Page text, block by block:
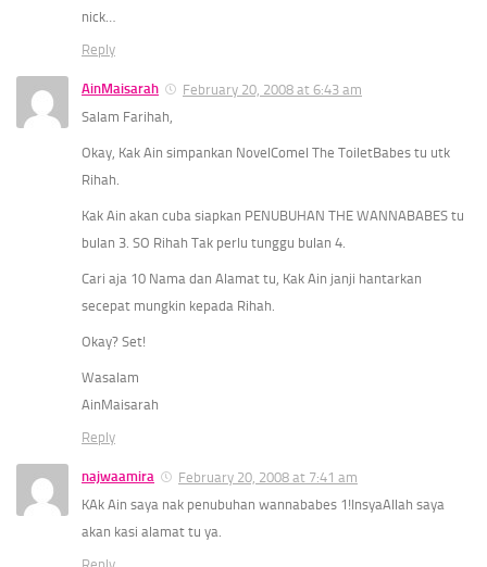
nick…
Reply
AinMaisarah
February 20, 2008 at 6:43 am
Salam Farihah,
Okay, Kak Ain simpankan NovelComel The ToiletBabes tu utk
Rihah.
Kak Ain akan cuba siapkan PENUBUHAN THE WANNABABES tu
bulan 3. SO Rihah Tak perlu tunggu bulan 4.
Cari aja 10 Nama dan Alamat tu, Kak Ain janji hantarkan
secepat mungkin kepada Rihah.
Okay? Set!
Wasalam
AinMaisarah
Reply
najwaamira
February 20, 2008 at 7:41 am
KAk Ain saya nak penubuhan wannababes 1!InsyaAllah saya
akan kasi alamat tu ya.